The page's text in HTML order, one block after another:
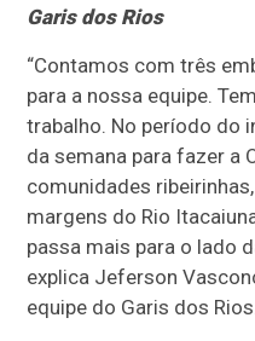
Garis dos Rios
“Contamos com três
para a nossa equipe.
trabalho. No período do
da semana para fazer a
comunidades
margens do Rio
passa mais para o lado
explica Jeferson
equipe do Garis dos Rios.